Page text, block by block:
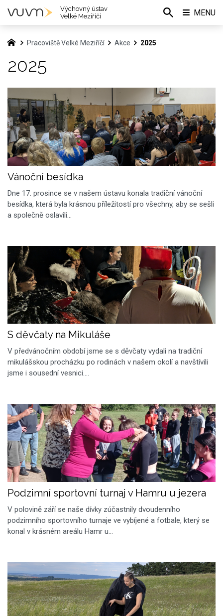
Pracoviště Velké Meziříčí Akce 2025
2025
Vánoční besídka
Dne 17. prosince se v našem ústavu konala tradiční vánoční
besídka, která byla krásnou příležitostí pro všechny, aby se sešli
a společně oslavili…
S děvčaty na Mikuláše
V předvánočním období jsme se s děvčaty vydali na tradiční
mikulášskou procházku po rodinách v našem okolí a navštívili
jsme i sousední vesnici.…
Podzimní sportovní turnaj v Hamru u jezera
V polovině září se naše dívky zúčastnily dvoudenního
podzimního sportovního turnaje ve vybíjené a fotbale, který se
konal v krásném areálu Hamr u…
Výchovný ústav
Velké Meziříčí
MENU